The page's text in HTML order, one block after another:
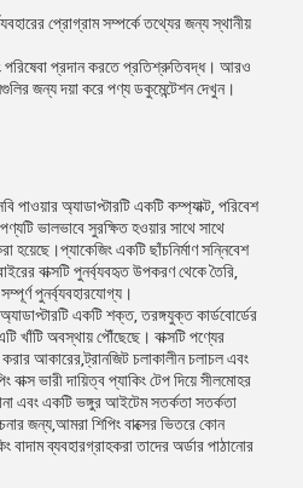
প্রোগ্রাম সম্পর্কে তথ্যের জন্য স্থানীয়
প্রদান করতে প্রতিশ্রুতিবদ্ধ। আরও
জন্য দয়া করে পণ্য ডকুমেন্টেশন দেখুন।
পাওয়ার অ্যাডাপ্টারটি একটি কম্প্যাক্ট, পরিবেশ
ভালভাবে সুরক্ষিত হওয়ার সাথে সাথে
একটি ছাঁচনির্মাণ সন্নিবেশ
বাক্সটি পুনর্ব্যবহৃত উপকরণ থেকে তৈরি,
পুনর্ব্যবহারযোগ্য।
একটি শক্ত, তরঙ্গযুক্ত কার্ডবোর্ডের
খাঁটি অবস্থায় পৌঁছেছে। বাক্সটি পণ্যের
আকারের,ট্রানজিট চলাকালীন চলাচল এবং
বাক্স ভারী দায়িত্ব প্যাকিং টেপ দিয়ে সীলমোহর
এবং একটি ভঙ্গুর আইটেম সতর্কতা সতর্কতা
জন্য,আমরা শিপিং বাক্সের ভিতরে কোন
ব্যবহারগ্রাহকরা তাদের অর্ডার পাঠানোর